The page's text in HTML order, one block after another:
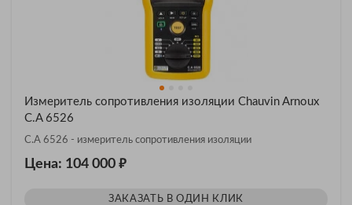
Измеритель сопротивления изоляции Chauvin Arnoux
C.A 6526
C.A 6526 - измеритель сопротивления изоляции
Цена: 104 000 ₽
ЗАКАЗАТЬ В ОДИН КЛИК